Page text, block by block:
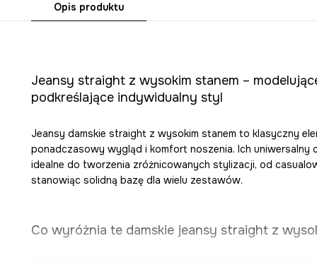
Opis produktu
Jeansy straight z wysokim stanem –
podkreślające indywidualny styl
Jeansy damskie straight z wysokim stanem to klasyczny
ponadczasowy wygląd i komfort noszenia. Ich uniwersalny
idealne do tworzenia zróżnicowanych stylizacji, od
stanowiąc solidną bazę dla wielu zestawów.
Co wyróżnia te damskie jeansy straight z